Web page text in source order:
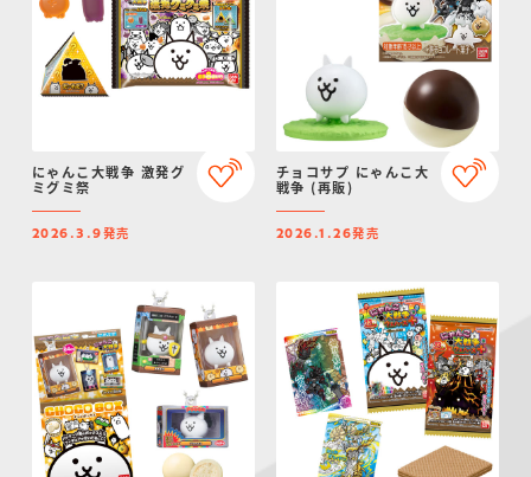
にゃんこ大戦争 激発グ
ミグミ祭
2026.3.9発売
チョコサプ にゃんこ大
戦争 (再販)
2026.1.26発売